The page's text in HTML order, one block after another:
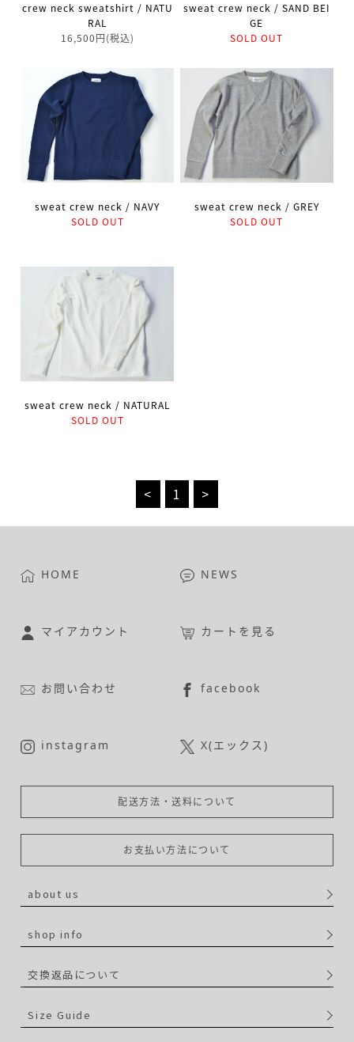
crew neck sweatshirt / NATU
RAL
16,500円(税込)
sweat crew neck / SAND BEI
GE
SOLD OUT
sweat crew neck / NAVY
SOLD OUT
sweat crew neck / GREY
SOLD OUT
sweat crew neck / NATURAL
SOLD OUT
< 1 >
HOME NEWS
マイアカウント カートを見る
お問い合わせ facebook
instagram X(エックス)
配送方法・送料について
お支払い方法について
about us
shop info
交換返品について
Size Guide